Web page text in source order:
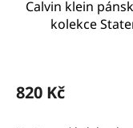
Calvin klein
kolekce
820 Kč